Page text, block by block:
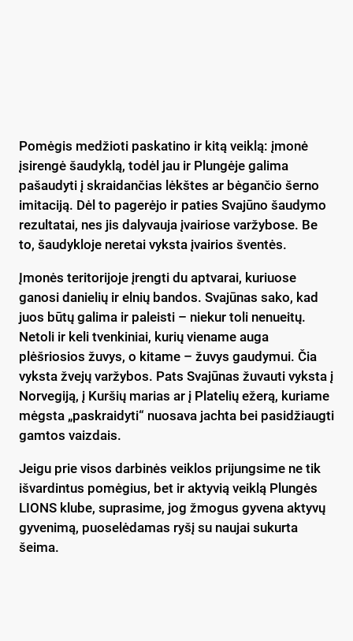
Pomėgis medžioti paskatino ir kitą veiklą: įmonė
įsirengė šaudyklą, todėl jau ir Plungėje galima
pašaudyti į skraidančias lėkštes ar bėgančio šerno
imitaciją. Dėl to pagerėjo ir paties Svajūno šaudymo
rezultatai, nes jis dalyvauja įvairiose varžybose. Be
to, šaudykloje neretai vyksta įvairios šventės.
Įmonės teritorijoje įrengti du aptvarai, kuriuose
ganosi danielių ir elnių bandos. Svajūnas sako, kad
juos būtų galima ir paleisti – niekur toli nenueitų.
Netoli ir keli tvenkiniai, kurių viename auga
plėšriosios žuvys, o kitame – žuvys gaudymui. Čia
vyksta žvejų varžybos. Pats Svajūnas žuvauti vyksta į
Norvegiją, į Kuršių marias ar į Platelių ežerą, kuriame
mėgsta „paskraidyti“ nuosava jachta bei pasidžiaugti
gamtos vaizdais.
Jeigu prie visos darbinės veiklos prijungsime ne tik
išvardintus pomėgius, bet ir aktyvią veiklą Plungės
LIONS klube, suprasime, jog žmogus gyvena aktyvų
gyvenimą, puoselėdamas ryšį su naujai sukurta
šeima.